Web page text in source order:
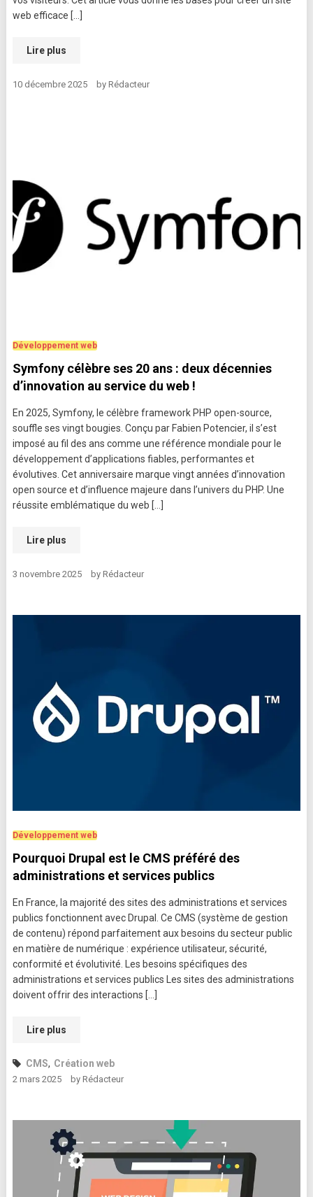
web efficace […]
Lire plus
10 décembre 2025 by Rédacteur
Développement web
Symfony célèbre ses 20 ans : deux décennies
d’innovation au service du web !
En 2025, Symfony, le célèbre framework PHP open-source,
souffle ses vingt bougies. Conçu par Fabien Potencier, il s’est
imposé au fil des ans comme une référence mondiale pour le
développement d’applications fiables, performantes et
évolutives. Cet anniversaire marque vingt années d’innovation
open source et d’influence majeure dans l’univers du PHP. Une
réussite emblématique du web […]
Lire plus
3 novembre 2025 by Rédacteur
Développement web
Pourquoi Drupal est le CMS préféré des
administrations et services publics
En France, la majorité des sites des administrations et services
publics fonctionnent avec Drupal. Ce CMS (système de gestion
de contenu) répond parfaitement aux besoins du secteur public
en matière de numérique : expérience utilisateur, sécurité,
conformité et évolutivité. Les besoins spécifiques des
administrations et services publics Les sites des administrations
doivent offrir des interactions […]
Lire plus
CMS, Création web
2 mars 2025 by Rédacteur